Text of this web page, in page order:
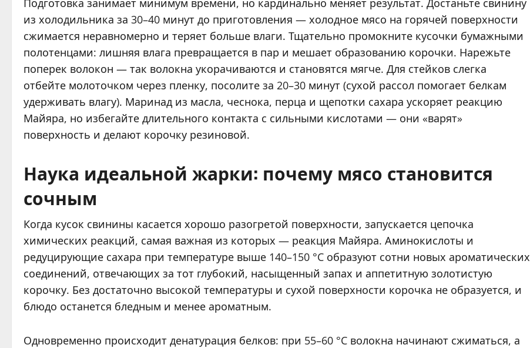
Подготовка занимает минимум времени, но кардинально меняет результат. Достаньте свинину
из холодильника за 30–40 минут до приготовления — холодное мясо на горячей поверхности
сжимается неравномерно и теряет больше влаги. Тщательно промокните кусочки бумажными
полотенцами: лишняя влага превращается в пар и мешает образованию корочки. Нарежьте
поперек волокон — так волокна укорачиваются и становятся мягче. Для стейков слегка
отбейте молоточком через пленку, посолите за 20–30 минут (сухой рассол помогает белкам
удерживать влагу). Маринад из масла, чеснока, перца и щепотки сахара ускоряет реакцию
Майяра, но избегайте длительного контакта с сильными кислотами — они «варят»
поверхность и делают корочку резиновой.
Наука идеальной жарки: почему мясо становится
сочным
Когда кусок свинины касается хорошо разогретой поверхности, запускается цепочка
химических реакций, самая важная из которых — реакция Майяра. Аминокислоты и
редуцирующие сахара при температуре выше 140–150 °C образуют сотни новых ароматических
соединений, отвечающих за тот глубокий, насыщенный запах и аппетитную золотистую
корочку. Без достаточно высокой температуры и сухой поверхности корочка не образуется, и
блюдо останется бледным и менее ароматным.
Одновременно происходит денатурация белков: при 55–60 °C волокна начинают сжиматься, а